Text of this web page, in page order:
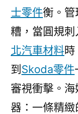
士零件衡。管
糟，當圓規刺
北汽車材料時
到 Skoda零件
審視衝擊。
器：一條精